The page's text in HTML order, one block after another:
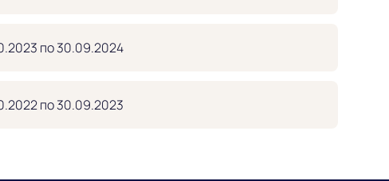
по 30.09.2024
по 30.09.2023